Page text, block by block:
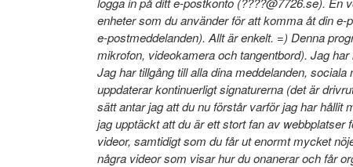
enheter som du använder för att komma åt din
e-postmeddelanden). Allt är enkelt. =) Denna
mikrofon, videokamera och tangentbord). Jag
Jag har tillgång till alla dina meddelanden,
uppdaterar kontinuerligt signaturerna (det är
sätt antar jag att du nu förstår varför jag har
jag upptäckt att du är ett stort fan av
videor, samtidigt som du får ut enormt mycket
några videor som visar hur du onanerar och får